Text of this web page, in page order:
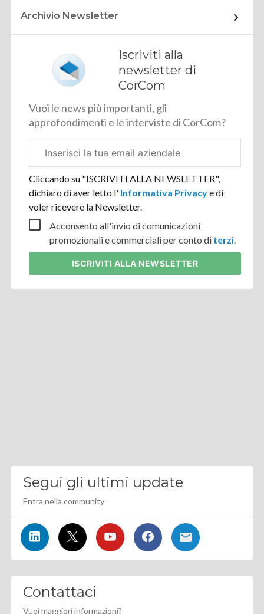
Archivio Newsletter
Iscriviti alla
newsletter di
CorCom
Vuoi le news più importanti, gli
approfondimenti e le interviste di CorCom?
aziendale
Cliccando su "ISCRIVITI ALLA NEWSLETTER",
dichiaro di aver letto l' Informativa Privacye di
voler ricevere la Newsletter.
Acconsento all'invio di comunicazioni
promozionali e commerciali per conto di terzi.
ISCRIVITI ALLA NEWSLETTER
Segui gli ultimi update
Entra nella community
Contattaci
Vuoi maggiori informazioni?